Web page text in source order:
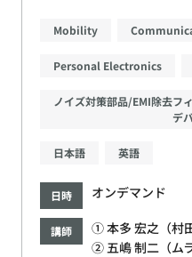
Mobility
Personal Electronics
ノイズ対策部品/EMI除去フ
デ
日本語 英語
日時 オンデマンド
講師
① 本多 宏之（村
② 五嶋 制二（ム